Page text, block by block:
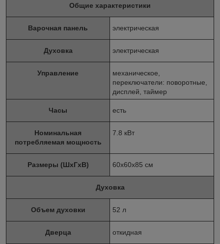
Общие характеристики
Варочная панель электрическая
Духовка электрическая
Управление
механическое,
переключатели: поворотные,
дисплей, таймер
Часы есть
Номинальная
потребляемая мощность
7.8 кВт
Размеры (ШхГхВ) 60x60x85 см
Духовка
Объем духовки 52 л
Дверца откидная